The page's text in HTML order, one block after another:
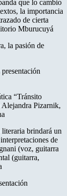
que lo cambio
la importancia
de cierta
Mburucuyá
la pasión de
“Tránsito
Pizarnik,
brindará un
de
(voz, guitarra
(guitarra,